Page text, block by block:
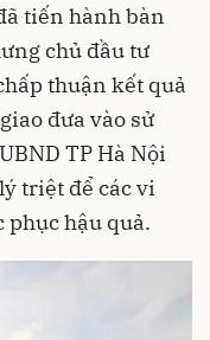
tiến hành bàn
chủ đầu tư
thuận kết quả
đưa vào sử
TP Hà Nội
triệt để các vi
phục hậu quả.